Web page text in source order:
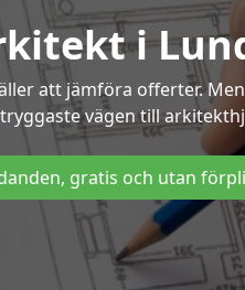
i
att jämföra offerter.
vägen till
gratis och utan